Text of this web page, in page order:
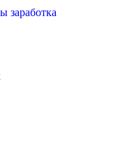
заработка